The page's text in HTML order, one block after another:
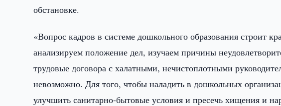
обстановке.
«Вопрос кадров в системе дошкольного образования строит
анализируем положение дел, изучаем причины
трудовые договора с халатными, нечистоплотными
невозможно. Для того, чтобы наладить в дошкольных
улучшить санитарно-бытовые условия и пресечь хищения и